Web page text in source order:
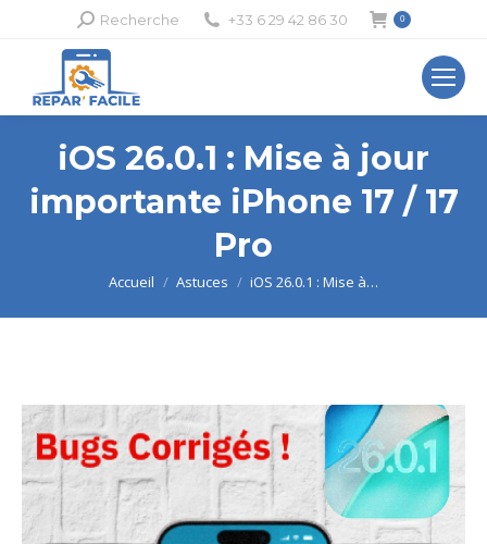
Recherche
Recherche +33 6 29 42 86 30 0
iOS 26.0.1 : Mise à jour
importante iPhone 17 / 17
Pro
Vous êtes ici :
Accueil Astuces iOS 26.0.1 : Mise à…